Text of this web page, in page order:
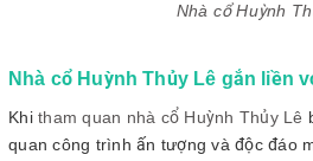
Nhà cổ Huỳnh
Nhà cổ Huỳnh Thủy Lê gắn liền
Khi tham quan nhà cổ Huỳnh Thủy Lê
quan công trình ấn tượng và độc đáo